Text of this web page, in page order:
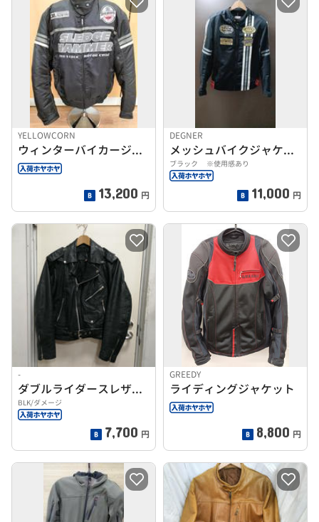
YELLOWCORN
ウィンターバイカージャケット
13,200 円
DEGNER
メッシュバイクジャケット
ブラック ※使用感あり
11,000 円
-
ダブルライダースレザージャケット
BLK/ダメージ
7,700 円
GREEDY
ライディングジャケット
8,800 円